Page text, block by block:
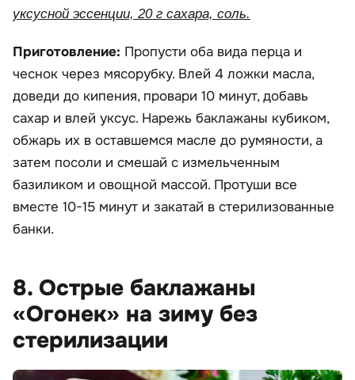
уксусной эссенции, 20 г сахара, соль.
Приготовление: Пропусти оба вида перца и
чеснок через мясорубку. Влей 4 ложки масла,
доведи до кипения, провари 10 минут, добавь
сахар и влей уксус. Нарежь баклажаны кубиком,
обжарь их в оставшемся масле до румяности, а
затем посоли и смешай с измельченным
базиликом и овощной массой. Протуши все
вместе 10-15 минут и закатай в стерилизованные
банки.
8. Острые баклажаны
«Огонек» на зиму без
стерилизации